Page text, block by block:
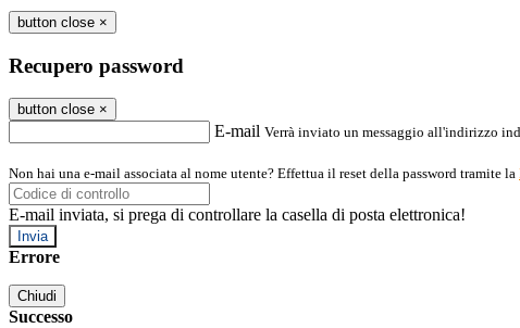
button close ×
Recupero password
button close ×
E-mail Verrà inviato un messaggio all'indirizzo
Non hai una e-mail associata al nome utente? Effettua il reset della password tramite la
E-mail inviata, si prega di controllare la casella di posta elettronica!
Errore
Chiudi
Successo